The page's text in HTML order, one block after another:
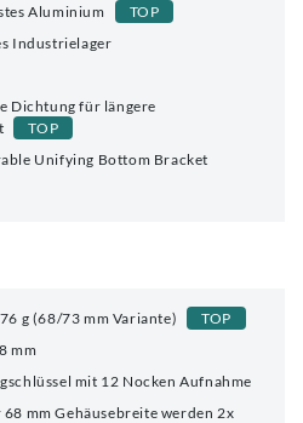
Aluminium
TOP
Industrielager
Dichtung für längere
TOP
Unifying Bottom Bracket
g (68/73 mm Variante)
TOP
mm
mit 12 Nocken Aufnahme
68 mm Gehäusebreite werden 2x